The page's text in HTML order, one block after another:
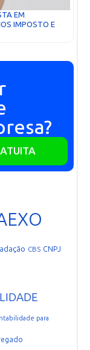
EM
IMPOSTO E
CBS CNPJ
para